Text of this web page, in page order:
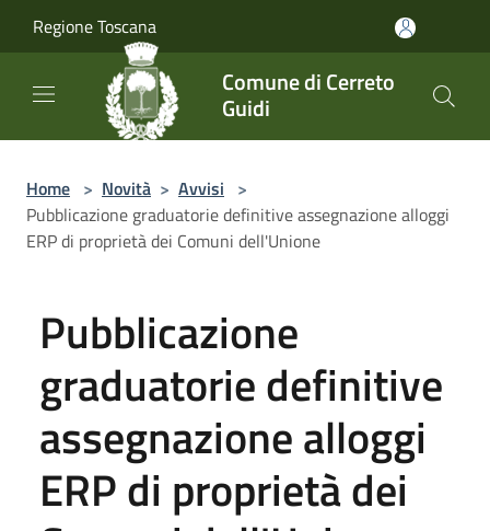
Regione Toscana
Comune di Cerreto
Guidi
Home > Novità > Avvisi >
Pubblicazione graduatorie definitive assegnazione alloggi
ERP di proprietà dei Comuni dell'Unione
Pubblicazione
graduatorie definitive
assegnazione alloggi
ERP di proprietà dei